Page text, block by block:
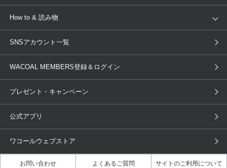
AMPHI une nana cool
OUR WACOAL
WACOAL Remamma
Licensed Brands
ブラ無料診断
3Dボディスキャン
新着情報
商品回収
ニュース＆トピックス
How to & 読み物
下着の基礎知識
ブラパン ワコールスタイル
大人の工場見学inベトナム 人間科学研究開発センター見学
店舗体験記（マンガ）
ワコールカルネアプリ使い方ガイ
SNSアカウント一覧
WACOAL MEMBERS登録＆ログイン
プレゼント・キャンペーン
公式アプリ
ワコールウェブストア
お問い合わせ よくあるご質問 サイトのご利用について